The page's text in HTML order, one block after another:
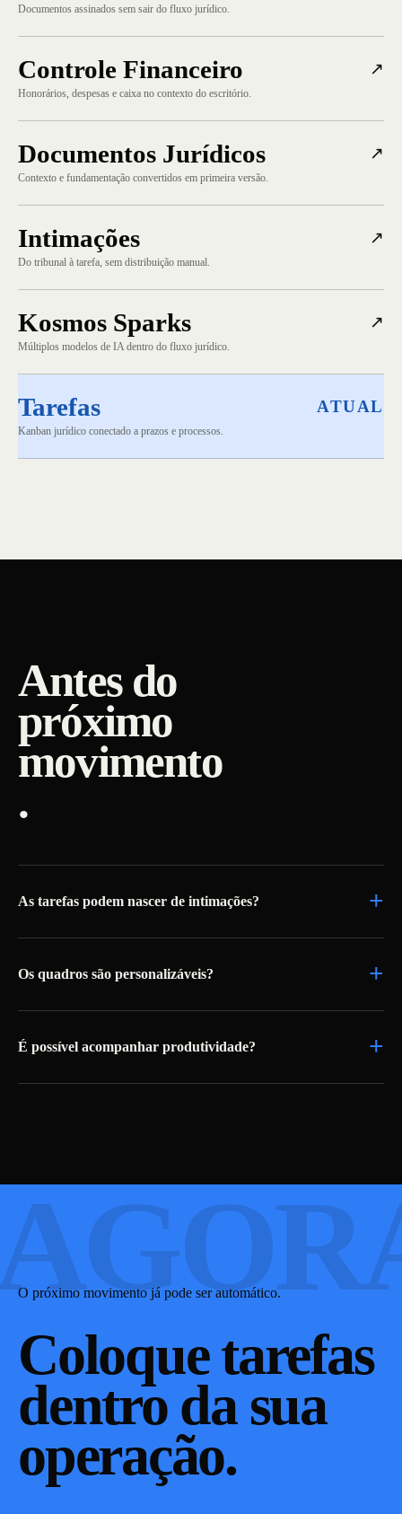
Documentos assinados sem sair do fluxo jurídico.
Controle Financeiro ↗
Honorários, despesas e caixa no contexto do escritório.
Documentos Jurídicos ↗
Contexto e fundamentação convertidos em primeira versão.
Intimações ↗
Do tribunal à tarefa, sem distribuição manual.
Kosmos Sparks ↗
Múltiplos modelos de IA dentro do fluxo jurídico.
Tarefas ATUAL
Kanban jurídico conectado a prazos e processos.
Antes do
próximo
movimento
.
As tarefas podem nascer de intimações? +
Os quadros são personalizáveis? +
É possível acompanhar produtividade? +
O próximo movimento já pode ser automático.
Coloquetarefas
dentro da sua
operação.